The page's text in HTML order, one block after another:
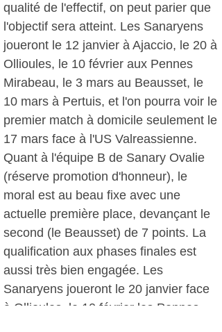
qualité de l'effectif, on peut parier que
l'objectif sera atteint. Les Sanaryens
joueront le 12 janvier à Ajaccio, le 20 à
Ollioules, le 10 février aux Pennes
Mirabeau, le 3 mars au Beausset, le
10 mars à Pertuis, et l'on pourra voir le
premier match à domicile seulement le
17 mars face à l'US Valreassienne.
Quant à l'équipe B de Sanary Ovalie
(réserve promotion d'honneur), le
moral est au beau fixe avec une
actuelle première place, devançant le
second (le Beausset) de 7 points. La
qualification aux phases finales est
aussi très bien engagée. Les
Sanaryens joueront le 20 janvier face
à Ollioules, le 10 février les Pennes